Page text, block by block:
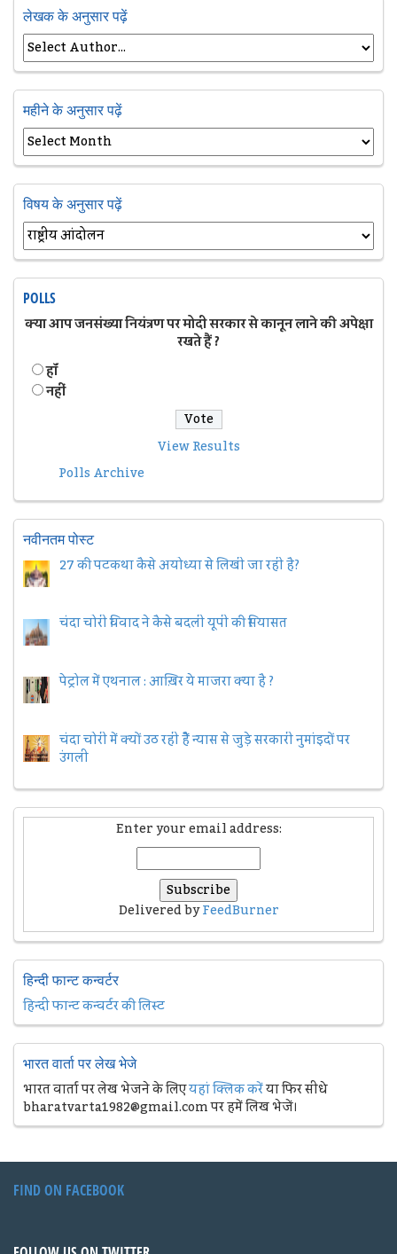
लेखक के अनुसार पढ़ें
महीने के अनुसार पढ़ें
विषय के अनुसार पढ़ें
POLLS
क्या आप जनसंख्या नियंत्रण पर मोदी सरकार से कानून लाने की अपेक्षा
रखते हैं ?
हॉं
नहीं
View Results
Polls Archive
नवीनतम पोस्ट
27 की पटकथा कैसे अयोध्या से लिखी जा रही है?
चंदा चोरी विवाद ने कैसे बदली यूपी की सियासत
पेट्रोल में एथनाल : आख़िर ये माजरा क्या है ?
चंदा चोरी में क्यों उठ रही हैैं न्यास से जुड़े सरकारी नुमांइदों पर
उंगली
Enter your email address:
Delivered byFeedBurner
हिन्दी फान्ट कन्वर्टर
हिन्दी फान्ट कन्वर्टर की लिस्ट
भारत वार्ता पर लेख भेजे
भारत वार्ता पर लेख भेजने के लिएयहां क्लिक करेंया फिर सीधे
bharatvarta1982@gmail.com पर हमें लिख भेजें।
FIND ON FACEBOOK